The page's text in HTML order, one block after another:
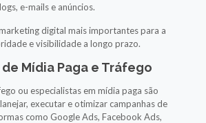
e-mails e anúncios.
digital mais importantes para a
e visibilidade a longo prazo.
Mídia Paga e Tráfego
ou especialistas em mídia paga são
executar e otimizar campanhas de
como Google Ads, Facebook Ads,